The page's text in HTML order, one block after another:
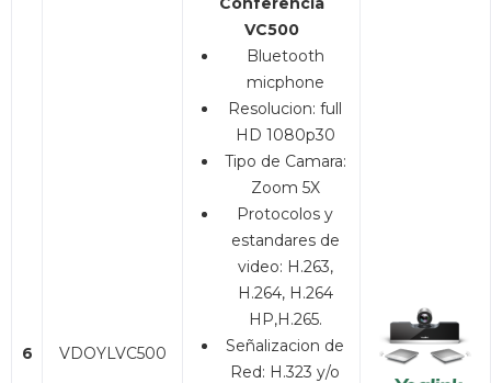
6 VDOYLVC500
VC500
Bluetooth
micphone
Resolucion: full
HD 1080p30
Tipo de Camara:
Zoom 5X
Protocolos y
estandares de
video: H.263,
H.264, H.264
HP,H.265.
Señalizacion de
Red: H.323 y/o